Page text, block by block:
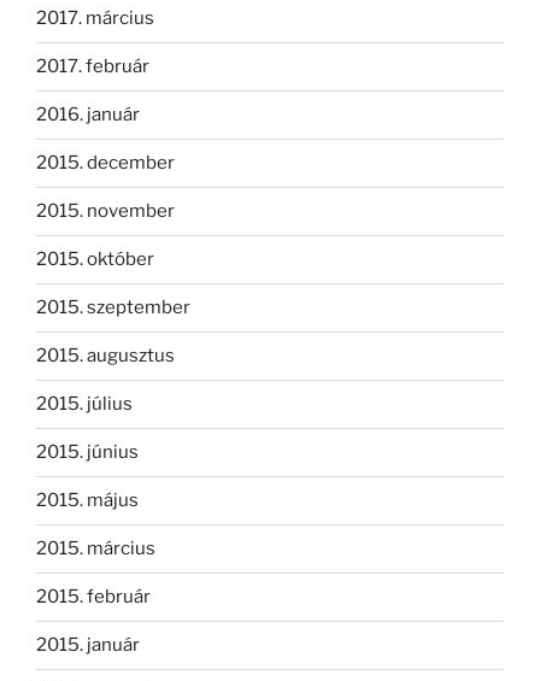
2017. március
2017. február
2016. január
2015. december
2015. november
2015. október
2015. szeptember
2015. augusztus
2015. július
2015. június
2015. május
2015. március
2015. február
2015. január